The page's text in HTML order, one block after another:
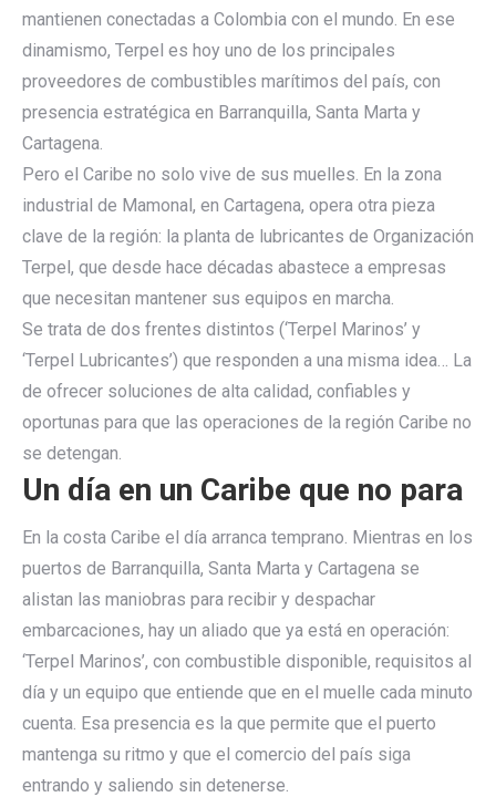
mantienen conectadas a Colombia con el mundo. En ese
dinamismo, Terpel es hoy uno de los principales
proveedores de combustibles marítimos del país, con
presencia estratégica en Barranquilla, Santa Marta y
Cartagena.
Pero el Caribe no solo vive de sus muelles. En la zona
industrial de Mamonal, en Cartagena, opera otra pieza
clave de la región: la planta de lubricantes de Organización
Terpel, que desde hace décadas abastece a empresas
que necesitan mantener sus equipos en marcha.
Se trata de dos frentes distintos (‘Terpel Marinos’ y
‘Terpel Lubricantes’) que responden a una misma idea… La
de ofrecer soluciones de alta calidad, confiables y
oportunas para que las operaciones de la región Caribe no
se detengan.
Un día en un Caribe que no para
En la costa Caribe el día arranca temprano. Mientras en los
puertos de Barranquilla, Santa Marta y Cartagena se
alistan las maniobras para recibir y despachar
embarcaciones, hay un aliado que ya está en operación:
‘Terpel Marinos’, con combustible disponible, requisitos al
día y un equipo que entiende que en el muelle cada minuto
cuenta. Esa presencia es la que permite que el puerto
mantenga su ritmo y que el comercio del país siga
entrando y saliendo sin detenerse.